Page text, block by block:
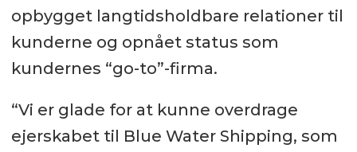
opbygget langtidsholdbare relationer til
kunderne og opnået status som
kundernes “go-to”-firma.
“Vi er glade for at kunne overdrage
ejerskabet til Blue Water Shipping, som